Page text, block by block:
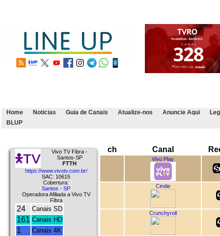
Home Noticias Guia de Canais Atualize-nos Anuncie Aqui
BLUP
Vivo TV Fibra -
Santos-SP
FTTH
https://www.vivotv.com.br/
SAC: 10615
Cobertura:
Santos - SP
Operadora Afiliada a Vivo TV
Fibra
24 Canais SD
161 Canais HD
1 Canais 4K
ch Canal
Vivo Play
Cindie
Crunchyroll